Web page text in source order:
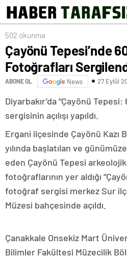
502 okunma
Çayönü Tepesi’nde 60
Fotoğrafları
ABONE OL News 27 Eylül
Diyarbakır’da “Çayönü Tepesi:
sergisinin açılışı yapıldı.
Ergani ilçesinde Çayönü Kazı
yılında başlatılan ve
eden Çayönü Tepesi arkeolojik
fotoğraflarının yer aldığı
fotoğraf sergisi merkez Sur
Müzesi bahçesinde açıldı.
Çanakkale Onsekiz Mart
Bilimler Fakültesi Müzecilik